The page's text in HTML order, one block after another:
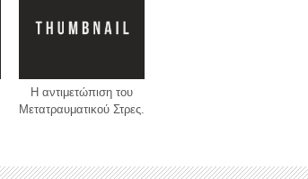
H αντιμετώπιση του
Μετατραυματικού Στρες.